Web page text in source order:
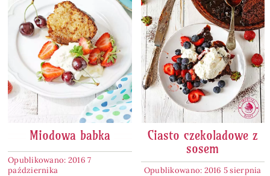
Miodowa babka
Opublikowano: 2016 7
października
Ciasto czekoladowe z
sosem
Opublikowano: 2016 5 sierpnia